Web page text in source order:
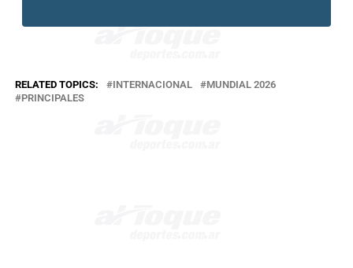
RELATED TOPICS: INTERNACIONAL
MUNDIAL 2026
PRINCIPALES